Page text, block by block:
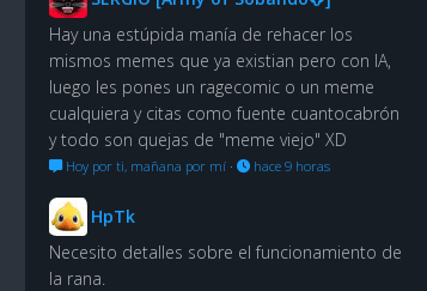
Hay una estúpida manía de rehacer los
mismos memes que ya existian pero con IA,
luego les pones un ragecomic o un meme
cualquiera y citas como fuente cuantocabrón
y todo son quejas de "meme viejo" XD
Hoy por ti, mañana por mí · hace 9 horas
HpTk
Necesito detalles sobre el funcionamiento de
la rana.